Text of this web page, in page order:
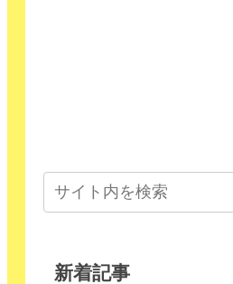
新着記事